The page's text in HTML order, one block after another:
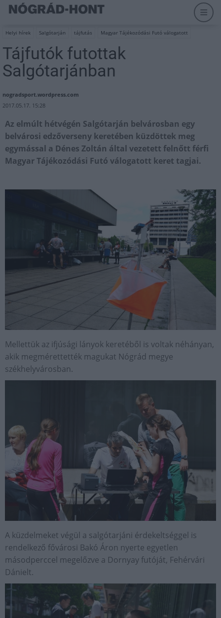
Helyi hírek Salgótarján tájfutás Magyar Tájékozódási Futó válogatott
Tájfutók futottak
Salgótarjánban
nogradsport.wordpress.com
2017.05.17. 15:28
Az elmúlt hétvégén Salgótarján belvárosban egy
belvárosi edzőverseny keretében küzdöttek meg
egymással a Dénes Zoltán által vezetett felnőtt férfi
Magyar Tájékozódási Futó válogatott keret tagjai.
Mellettük az ifjúsági lányok keretéből is voltak néhányan,
akik megmérettették magukat Nógrád megye
székhelyvárosban.
A küzdelmeket végül a salgótarjáni érdekeltséggel is
rendelkező fővárosi Bakó Áron nyerte egyetlen
másodperccel megelőzve a Dornyay futóját, Fehérvári
Dánielt.